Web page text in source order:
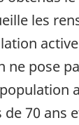
les
ne pose
70 ans